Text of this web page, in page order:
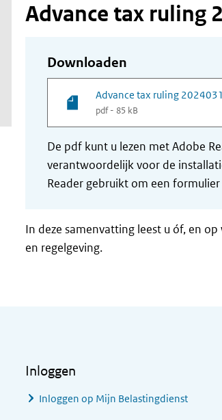
Advance tax ruling
Downloaden
Advance tax ruling
pdf - 85 kB
De pdf kunt u lezen met Adobe
verantwoordelijk voor de
Reader gebruikt om een
In deze samenvatting leest u óf, en
en regelgeving.
Inloggen
Inloggen op Mijn Belastingdienst